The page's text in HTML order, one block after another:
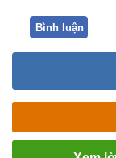
Bình luận